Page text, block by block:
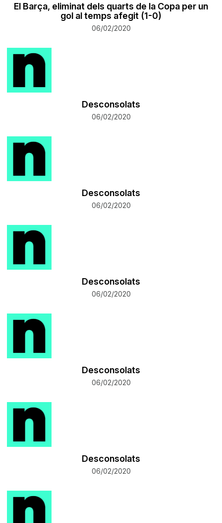
El Barça, eliminat dels quarts de la Copa per un
gol al temps afegit (1-0)
06/02/2020
Desconsolats
06/02/2020
Desconsolats
06/02/2020
Desconsolats
06/02/2020
Desconsolats
06/02/2020
Desconsolats
06/02/2020